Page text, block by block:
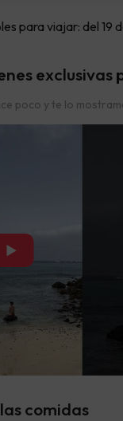
para viajar: del 19
exclusivas
poco y te lo
▶
comidas